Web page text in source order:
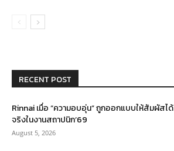
RECENT POST
Rinnai เมื่อ “ความอบอุ่น” ถูกออกแบบให้สัมผัสได้
จริงในงานสถาปนิก’69
August 5, 2026